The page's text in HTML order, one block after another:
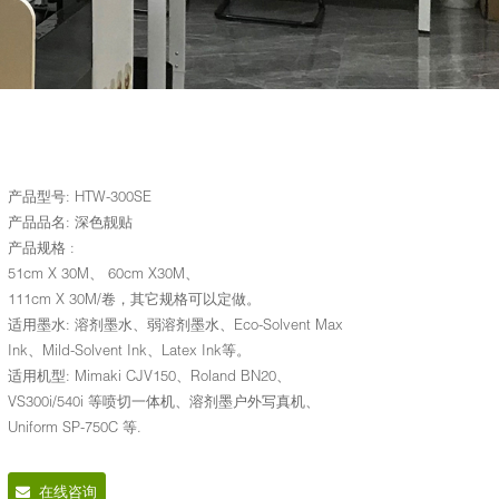
产品型号: HTW-300SE
产品品名: 深色靓贴
产品规格 :
51cm X 30M、 60cm X30M、
111cm X 30M/卷，其它规格可以定做。
适用墨水: 溶剂墨水、弱溶剂墨水、Eco-Solvent Max
Ink、Mild-Solvent Ink、Latex Ink等。
适用机型: Mimaki CJV150、Roland BN20、
VS300i/540i 等喷切一体机、溶剂墨户外写真机、
Uniform SP-750C 等.
在线咨询